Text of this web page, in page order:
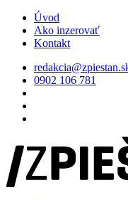
Úvod
Ako inzerovať
Kontakt
0902 106 781